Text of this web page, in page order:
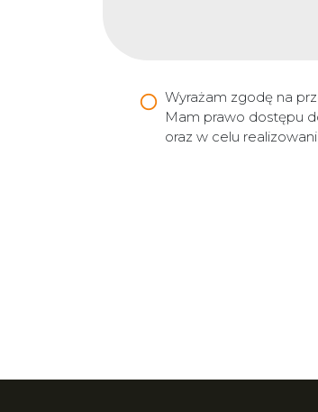
Wyrażam zgodę na
Mam prawo dostępu
oraz w celu